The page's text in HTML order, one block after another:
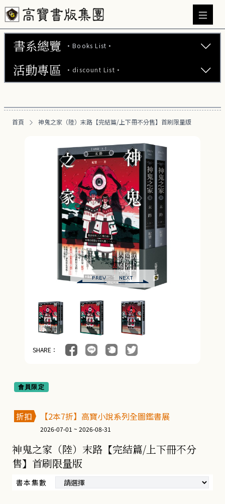
書系總覽 ·Books List·
文學小說 (737)
醫療保健 (55)
親子教養 (13)
人文史哲 (73)
活動專區 ·discount List·
【2本7折】高寶小說系列全圖鑑書展
【2套7折】高寶小說系列全圖鑑書展
【66折】高寶小說系列全圖鑑書展
首頁 神鬼之家（陸）末路【完結篇/上下冊不分售】首刷限量版
SHARE：
會員限定
折扣 【2本7折】高寶小說系列全圖鑑書展
2026-07-01 ~ 2026-08-31
神鬼之家（陸）末路【完結篇/上下冊不分
售】首刷限量版
書本集數